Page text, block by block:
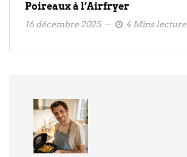
Poireaux à l’Airfryer
16 décembre 2025 4 Mins lecture